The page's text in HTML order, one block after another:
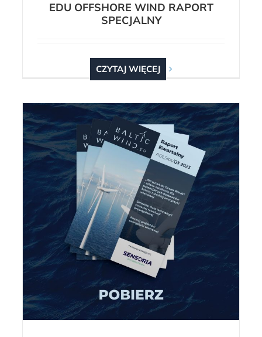
EDU OFFSHORE WIND RAPORT
SPECJALNY
CZYTAJ WIĘCEJ